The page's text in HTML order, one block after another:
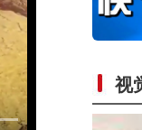
视